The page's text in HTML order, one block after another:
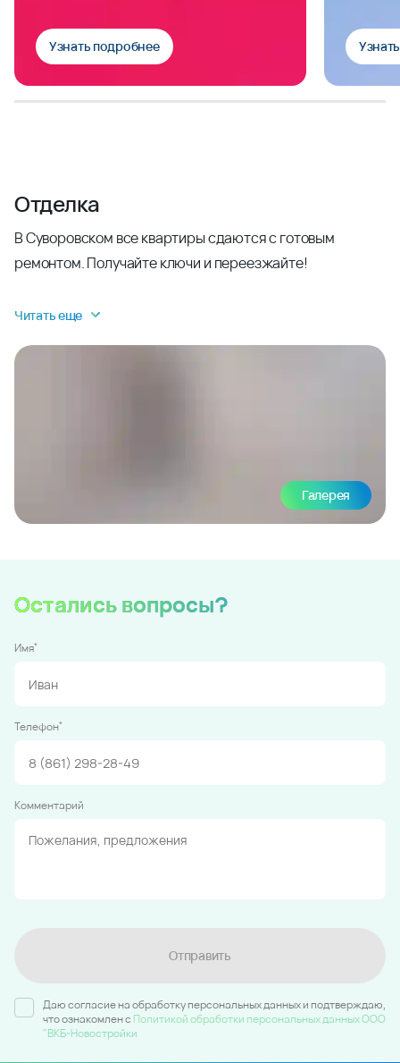
Узнать подробнее
Отделка
В Суворовском все квартиры сдаются с готовым
ремонтом. Получайте ключи и переезжайте!
Читать еще
Галерея
Остались вопросы?
Имя*
Телефон*
Комментарий
Отправить
Даю согласие на обработку персональных данных и подтверждаю,
что ознакомлен c Политикой обработки персональных данных ООО
"ВКБ-Новостройки